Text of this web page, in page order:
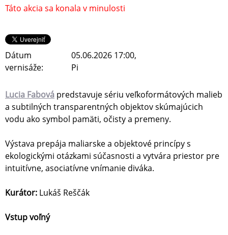
Táto akcia sa konala v minulosti
Dátum
vernisáže:
05.06.2026 17:00,
Pi
Lucia Fabová predstavuje sériu veľkoformátových malieb
a subtilných transparentných objektov skúmajúcich
vodu ako symbol pamäti, očisty a premeny.
Výstava prepája maliarske a objektové princípy s
ekologickými otázkami súčasnosti a vytvára priestor pre
intuitívne, asociatívne vnímanie diváka.
Kurátor: Lukáš Reščák
Vstup voľný